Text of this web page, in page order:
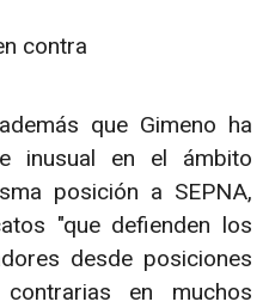
contra
que Gimeno ha
inusual en el ámbito
posición a SEPNA,
"que defienden los
desde posiciones
en muchos